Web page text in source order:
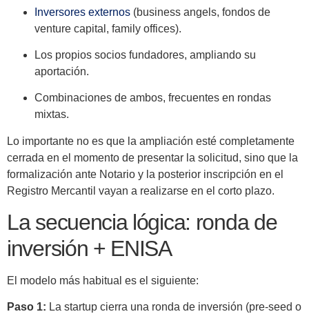
Inversores externos (business angels, fondos de
venture capital, family offices).
Los propios socios fundadores, ampliando su
aportación.
Combinaciones de ambos, frecuentes en rondas
mixtas.
Lo importante no es que la ampliación esté completamente
cerrada en el momento de presentar la solicitud, sino que la
formalización ante Notario y la posterior inscripción en el
Registro Mercantil vayan a realizarse en el corto plazo.
La secuencia lógica: ronda de
inversión + ENISA
El modelo más habitual es el siguiente:
Paso 1: La startup cierra una ronda de inversión (pre-seed o